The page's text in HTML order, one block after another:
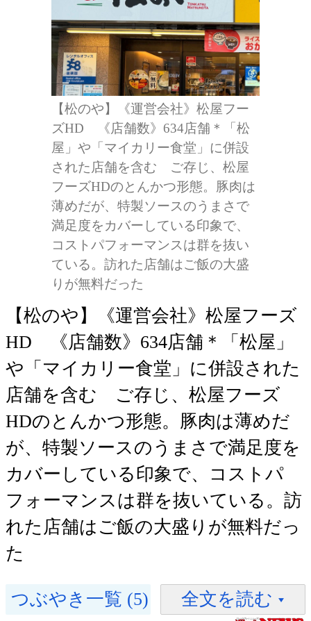
【松のや】《運営会社》松屋フー
ズHD 《店舗数》634店舗＊「松
屋」や「マイカリー食堂」に併設
された店舗を含む ご存じ、松屋
フーズHDのとんかつ形態。豚肉は
薄めだが、特製ソースのうまさで
満足度をカバーしている印象で、
コストパフォーマンスは群を抜い
ている。訪れた店舗はご飯の大盛
りが無料だった
【松のや】《運営会社》松屋フーズ
HD 《店舗数》634店舗＊「松屋」
や「マイカリー食堂」に併設された
店舗を含む ご存じ、松屋フーズ
HDのとんかつ形態。豚肉は薄めだ
が、特製ソースのうまさで満足度を
カバーしている印象で、コストパ
フォーマンスは群を抜いている。訪
れた店舗はご飯の大盛りが無料だっ
た
つぶやき一覧 (5) 全文を読む